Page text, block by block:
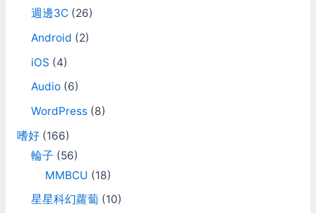
週邊3C(26)
Android (2)
iOS (4)
Audio(6)
WordPress(8)
嗜好(166)
輪子 (56)
MMBCU (18)
星星科幻蘿蔔(10)